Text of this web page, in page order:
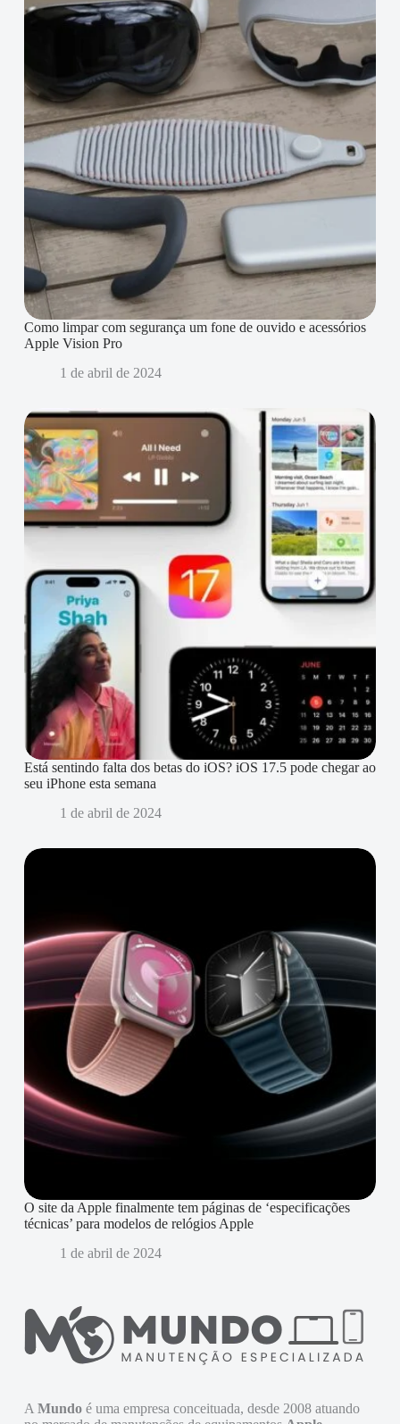
Como limpar com segurança um fone de ouvido e acessórios
Apple Vision Pro
1 de abril de 2024
Está sentindo falta dos betas do iOS? iOS 17.5 pode chegar ao
seu iPhone esta semana
1 de abril de 2024
O site da Apple finalmente tem páginas de ‘especificações
técnicas’ para modelos de relógios Apple
1 de abril de 2024
A Mundoé uma empresa conceituada, desde 2008 atuando